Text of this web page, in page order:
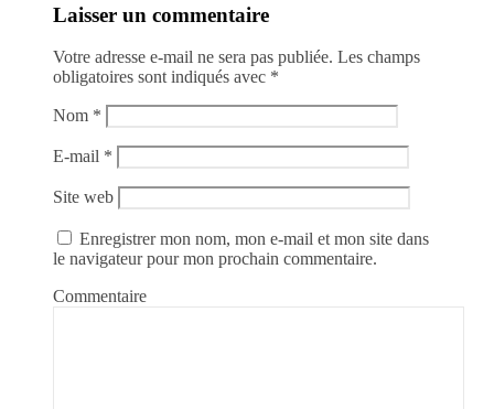
Laisser un commentaire
Votre adresse e-mail ne sera pas publiée. Les champs
obligatoires sont indiqués avec *
Nom *
E-mail *
Site web
Enregistrer mon nom, mon e-mail et mon site dans
le navigateur pour mon prochain commentaire.
Commentaire